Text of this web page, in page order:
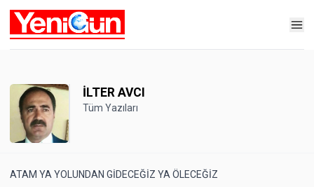
İLTER AVCI
Tüm Yazıları
ATAM YA YOLUNDAN GİDECEĞİZ YA ÖLECEĞİZ